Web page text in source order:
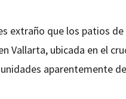
extraño que los patios
Vallarta, ubicada en el
aparentemente